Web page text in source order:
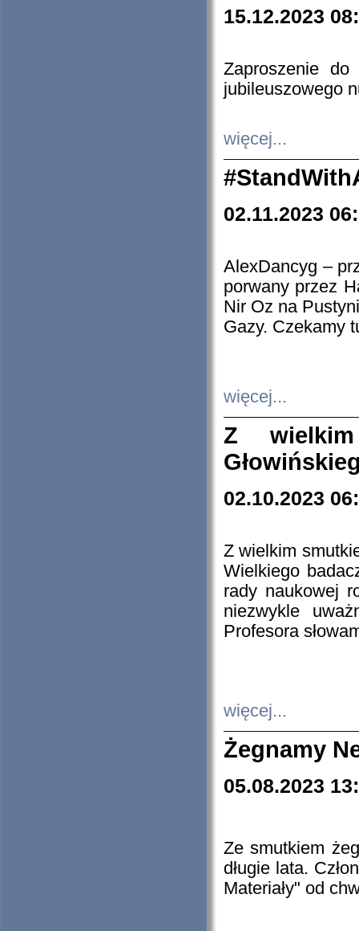
15.12.2023
Zaproszenie do
jubileuszowego
więcej...
02.11.2023
AlexDancyg –
porwany przez
Nir Oz na
Gazy. Czekamy
więcej...
Z
02.10.2023
Z wielkim
Wielkiego
rady naukowej
niezwykle
Profesora
więcej...
Żegnamy
05.08.2023
Ze smutkiem
długie lata.
Materiały" od